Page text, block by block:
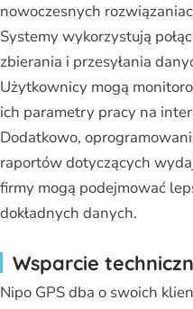
nowoczesnych
Systemy wykorzystują
zbierania i przesyłania
Użytkownicy mogą
ich parametry pracy na
Dodatkowo,
raportów dotyczących
firmy mogą podejmować
dokładnych danych.
Wsparcie
Nipo GPS dba o swoich